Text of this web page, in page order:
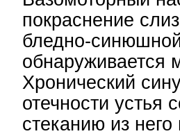
покраснение
бледно-
обнаруживается
Хронический
отечности устья
стеканию из него